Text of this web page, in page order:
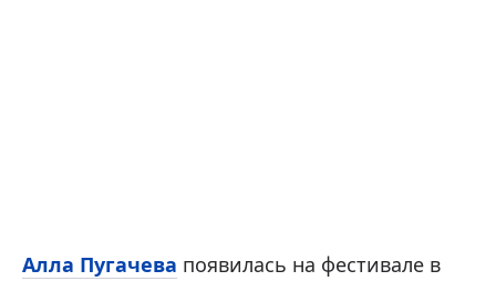
Алла Пугачева появилась на фестивале в